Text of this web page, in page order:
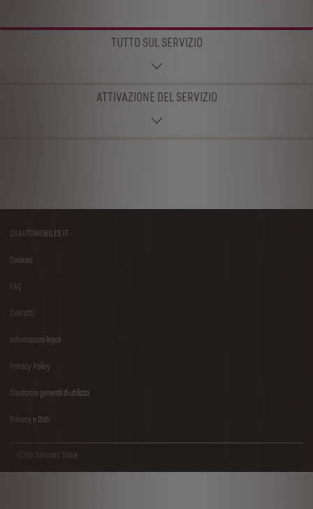
TUTTO SUL SERVIZIO
ATTIVAZIONE DEL SERVIZIO
Footer
DSAUTOMOBILES.IT
Cookies
FAQ
Contatti
Informazioni legali
Privacy Policy
Condizioni generali di utilizzo
Privacy e Dati
ⒸDS Services Store